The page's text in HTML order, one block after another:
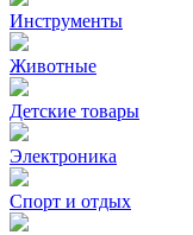
Инструменты
Животные
Детские товары
Электроника
Спорт и отдых